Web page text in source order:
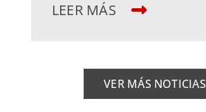
LEER MÁS
VER MÁS NOTICIAS